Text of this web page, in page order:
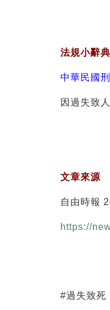
法規小辭典
中華民國
因過失致
文章來源
自由時報
https://
#過失致死